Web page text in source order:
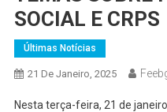
SOCIAL E CRPS
Últimas Notícias
21 De Janeiro, 2025
Nesta terça-feira, 21 de